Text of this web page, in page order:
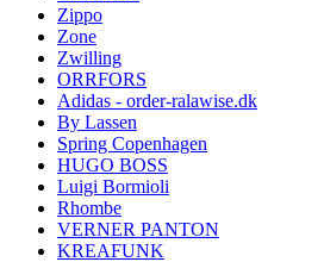
Zippo
Zone
Zwilling
ORRFORS
Adidas - order-ralawise.dk
By Lassen
Spring Copenhagen
HUGO BOSS
Luigi Bormioli
Rhombe
VERNER PANTON
KREAFUNK